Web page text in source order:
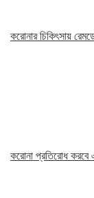
করোনার চিকিৎসায়
করোনা প্রতিরোধ করবে